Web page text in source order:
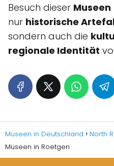
Besuch dieser Museen
nur historische
sondern auch die
regionale Identität
Museen in Deutschland North
Museen in Roetgen